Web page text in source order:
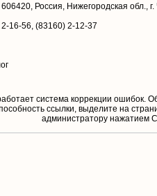
606420, Россия, Нижегородская обл.,
16-56, (83160) 2-12-37
система коррекции ошибок.
ссылки, выделите на
aдминистратору нажатием